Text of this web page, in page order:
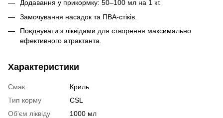
Додавання у прикормку: 50–100 мл на 1 кг.
Замочування насадок та ПВА-стіків.
Поєднувати з ліквідами для створення максимально
ефективного атрактанта.
Характеристики
Смак
Криль
Тип корму
CSL
Об'єм ліквіду
1000 мл